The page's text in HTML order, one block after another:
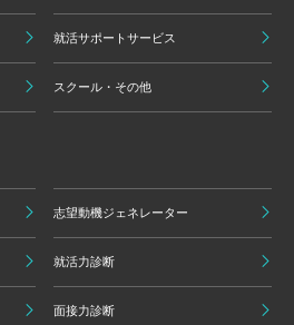
就活サポートサービス
スクール・その他
志望動機ジェネレーター
就活力診断
面接力診断